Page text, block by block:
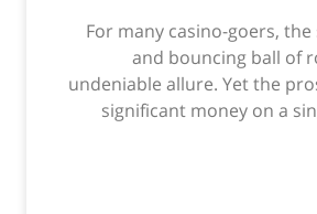
For many casino-goers,
and bouncing ball of
undeniable allure. Yet the
significant money on a